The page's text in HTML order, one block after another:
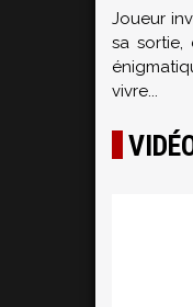
Joueur
sa sortie,
vivre...